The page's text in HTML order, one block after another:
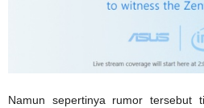
Namun sepertinya rumor tersebut